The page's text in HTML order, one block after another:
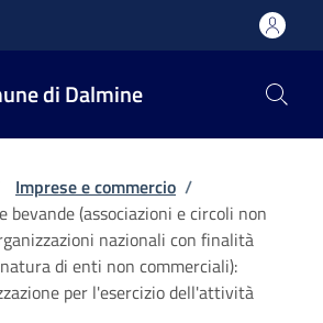
di Dalmine
pane
Imprese e commercio /
bevande (associazioni e circoli non
nazionali con finalità
di enti non commerciali):
per l'esercizio dell'attività